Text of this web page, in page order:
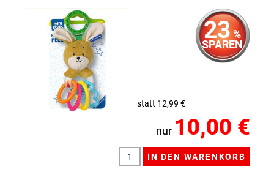
23 %
SPAREN
statt 12,99 €
nur 10,00 €